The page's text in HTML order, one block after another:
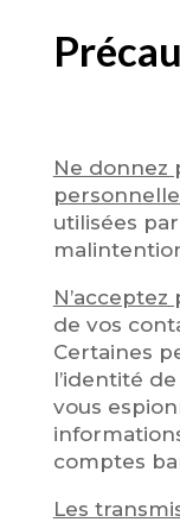
Ne donnez
utilisées
N’acceptez
de vos
Certaines
l’identité
vous
comptes
Les